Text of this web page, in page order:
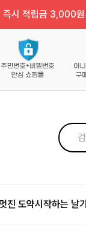
즉시 적립금 3,000
멋진 도약시작하는 날